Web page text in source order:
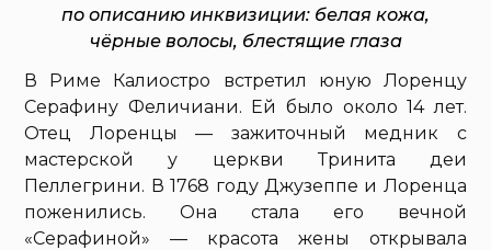
по описанию инквизиции: белая кожа,
чёрные волосы, блестящие глаза
В Риме Калиостро встретил юную Лоренцу
Серафину Феличиани. Ей было около 14 лет.
Отец Лоренцы — зажиточный медник с
мастерской у церкви Тринита деи
Пеллегрини. В 1768 году Джузеппе и Лоренца
поженились. Она стала его вечной
«Серафиной» — красота жены открывала